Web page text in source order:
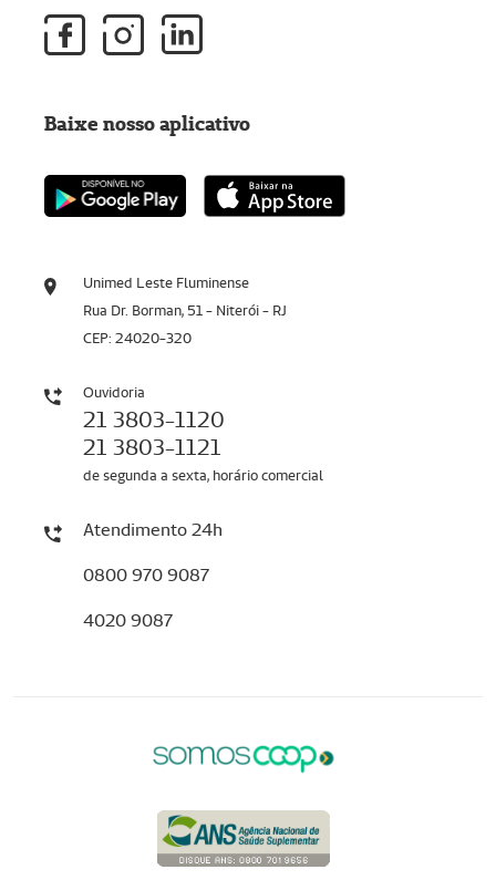
Unimed Leste Fluminense
Rua Dr. Borman, 51 - Niterói - RJ
CEP: 24020-320
Ouvidoria
21 3803-1120
21 3803-1121
de segunda a sexta, horário comercial
Atendimento 24h
0800 970 9087
4020 9087
Baixe nosso aplicativo